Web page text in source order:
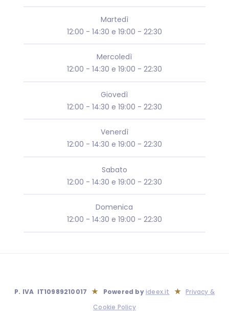
Martedì
12:00 - 14:30 e 19:00 - 22:30
Mercoledì
12:00 - 14:30 e 19:00 - 22:30
Giovedì
12:00 - 14:30 e 19:00 - 22:30
Venerdì
12:00 - 14:30 e 19:00 - 22:30
Sabato
12:00 - 14:30 e 19:00 - 22:30
Domenica
12:00 - 14:30 e 19:00 - 22:30
P. IVA IT10989210017 ★ Powered byideex.it ★ Privacy &
Cookie Policy